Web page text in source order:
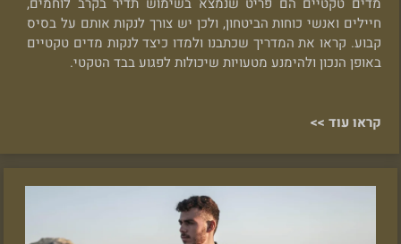
חיילים ואנשי כוחות הביטחון, ולכן יש צורך לנקות אותם על בסיס
קבוע. קראו את המדריך שכתבנו ולמדו כיצד לנקות מדים טקטיים
באופן הנכון ולהימנע מטעויות שיכולות לפגוע בבד הטקטי.
קראו עוד >>